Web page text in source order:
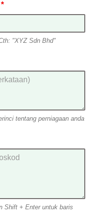
*
"XYZ Sdn Bhd"
tentang perniagaan anda
Shift + Enter untuk baris